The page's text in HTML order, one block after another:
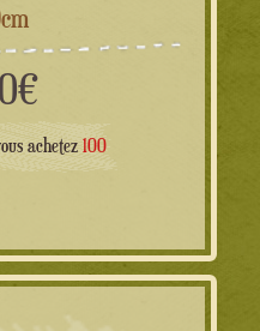
€
achetez 100